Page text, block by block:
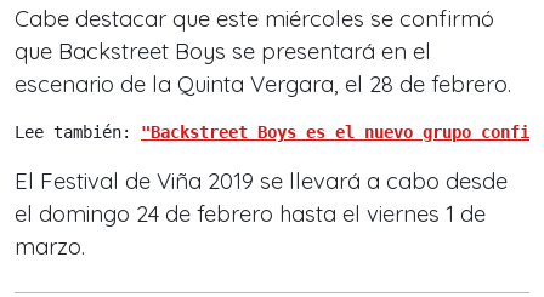
Cabe destacar que este miércoles se confirmó
que Backstreet Boys se presentará en el
escenario de la Quinta Vergara, el 28 de febrero.
Lee también: "Backstreet Boys es el nuevo grupo
El Festival de Viña 2019 se llevará a cabo desde
el domingo 24 de febrero hasta el viernes 1 de
marzo.